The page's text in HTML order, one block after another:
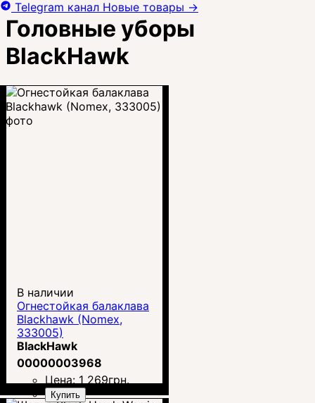
Головные уборы
BlackHawk
В наличии
Огнестойкая балаклава
Blackhawk (Nomex,
333005)
BlackHawk
00000003968
Цена: 1 269грн.
Купить
Telegram канал Новые товары →